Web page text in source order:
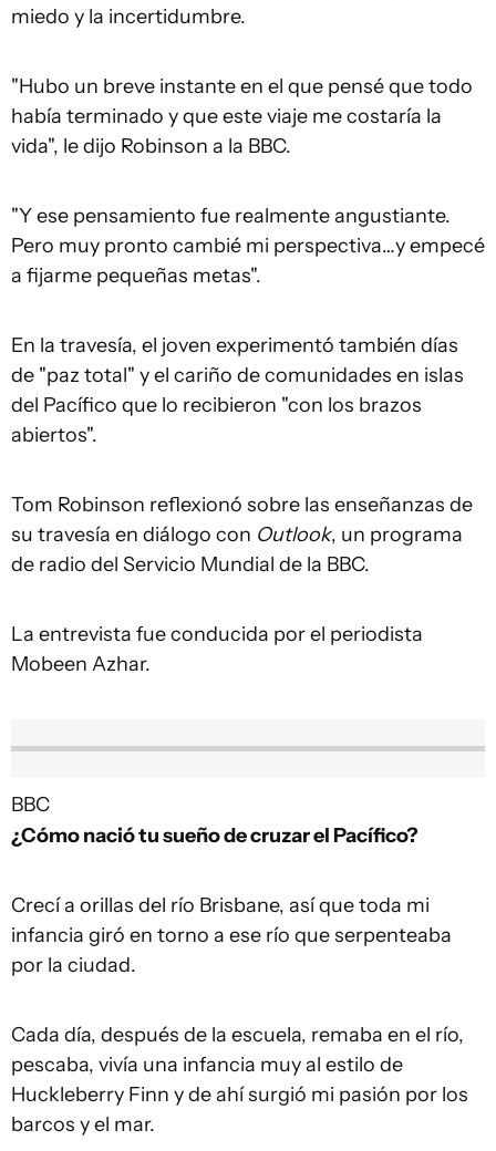
miedo y la incertidumbre.
"Hubo un breve instante en el que pensé que todo
había terminado y que este viaje me costaría la
vida", le dijo Robinson a la BBC.
"Y ese pensamiento fue realmente angustiante.
Pero muy pronto cambié mi perspectiva…y empecé
a fijarme pequeñas metas".
En la travesía, el joven experimentó también días
de "paz total" y el cariño de comunidades en islas
del Pacífico que lo recibieron "con los brazos
abiertos".
Tom Robinson reflexionó sobre las enseñanzas de
su travesía en diálogo con Outlook, un programa
de radio del Servicio Mundial de la BBC.
La entrevista fue conducida por el periodista
Mobeen Azhar.
BBC
¿Cómo nació tu sueño de cruzar el Pacífico?
Crecí a orillas del río Brisbane, así que toda mi
infancia giró en torno a ese río que serpenteaba
por la ciudad.
Cada día, después de la escuela, remaba en el río,
pescaba, vivía una infancia muy al estilo de
Huckleberry Finn y de ahí surgió mi pasión por los
barcos y el mar.